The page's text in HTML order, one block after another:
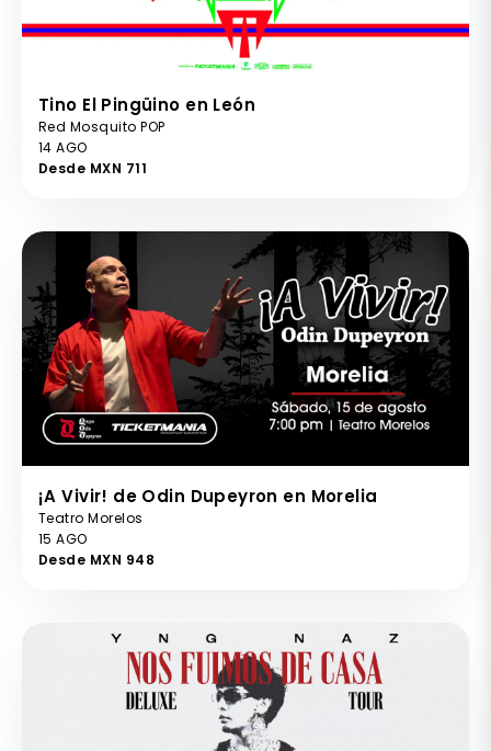
Tino El Pingüino en León
Red Mosquito POP
14 AGO
Desde MXN 711
¡A Vivir! de Odin Dupeyron en Morelia
Teatro Morelos
15 AGO
Desde MXN 948